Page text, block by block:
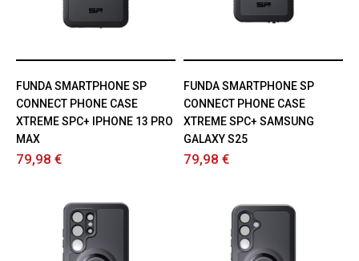
FUNDA SMARTPHONE SP
CONNECT PHONE CASE
XTREME SPC+ IPHONE 13 PRO
MAX
79,98 €
FUNDA SMARTPHONE SP
CONNECT PHONE CASE
XTREME SPC+ SAMSUNG
GALAXY S25
79,98 €